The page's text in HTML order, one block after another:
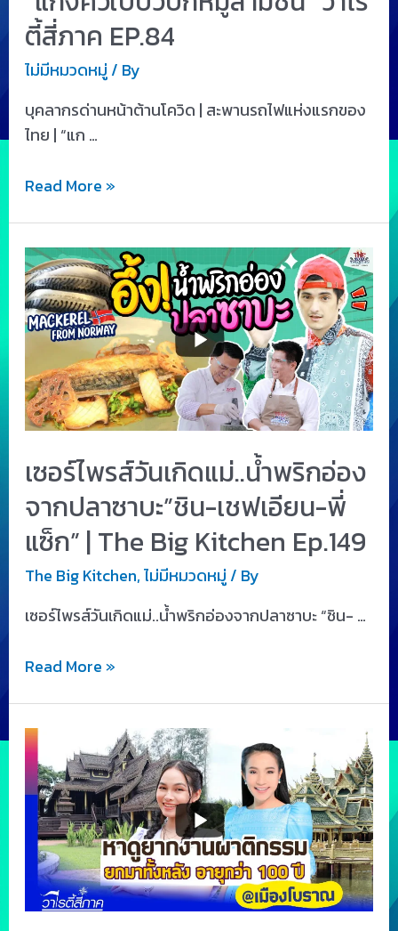
ตี้สี่ภาค EP.84
ไม่มีหมวดหมู่ / By
บุคลากรด่านหน้าต้านโควิด | สะพานรถไฟแห่งแรกของ
ไทย | “แก …
Read More »
เซอร์ไพรส์วันเกิดแม่..น้ำพริกอ่อง
จากปลาซาบะ”ชิน-เชฟเอียน-พี่
แซ็ก” | The Big Kitchen Ep.149
The Big Kitchen,ไม่มีหมวดหมู่ / By
เซอร์ไพรส์วันเกิดแม่..น้ำพริกอ่องจากปลาซาบะ “ชิน- …
Read More »